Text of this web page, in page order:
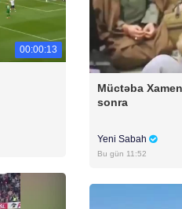
00:00:13
Müctəba
sonra
Yeni Sabah
Bu gün 11:52